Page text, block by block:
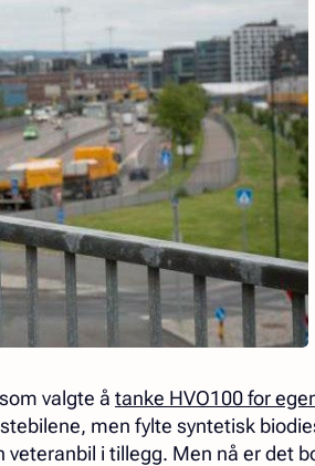
valgte å tanke HVO100 for
men fylte syntetisk
i tillegg. Men nå er det